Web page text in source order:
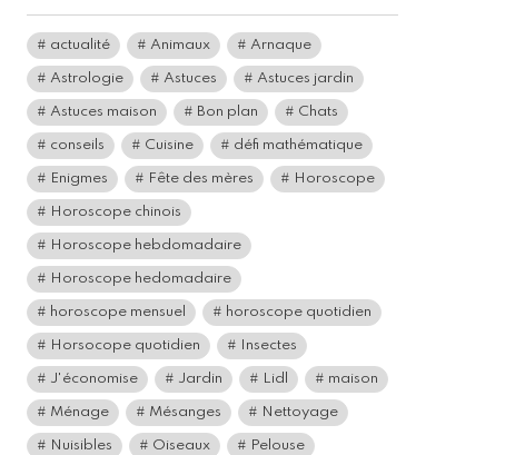
actualité Animaux Arnaque
Astrologie Astuces Astuces jardin
Astuces maison Bon plan Chats
conseils Cuisine défi mathématique
Enigmes Fête des mères Horoscope
Horoscope chinois
Horoscope hebdomadaire
Horoscope hedomadaire
horoscope mensuel horoscope quotidien
Horsocope quotidien Insectes
J'économise Jardin Lidl maison
Ménage Mésanges Nettoyage
Nuisibles Oiseaux Pelouse